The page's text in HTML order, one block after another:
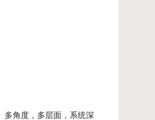
多角度，多层面，系统深